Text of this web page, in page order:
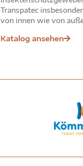
Transpatec
von innen wie von
Katalog ansehen